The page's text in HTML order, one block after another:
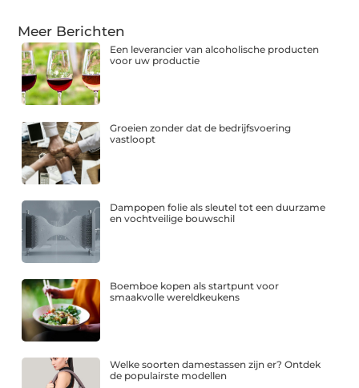
Meer Berichten
Een leverancier van alcoholische producten
voor uw productie
Groeien zonder dat de bedrijfsvoering
vastloopt
Dampopen folie als sleutel tot een duurzame
en vochtveilige bouwschil
Boemboe kopen als startpunt voor
smaakvolle wereldkeukens
Welke soorten damestassen zijn er? Ontdek
de populairste modellen